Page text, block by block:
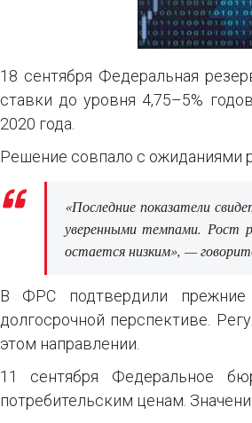
18 сентября Федеральная
ставки до уровня 4,75–5%
2020 года.
Решение совпало с ожиданиями
«Последние показатели
уверенными темпами. Рост
остается низким», —
В ФРС подтвердили
долгосрочной перспективе.
этом направлении.
11 сентября Федеральное
потребительским ценам.